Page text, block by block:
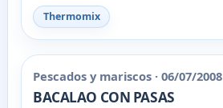
Thermomix
Pescados y mariscos · 06/07/2008
BACALAO CON PASAS